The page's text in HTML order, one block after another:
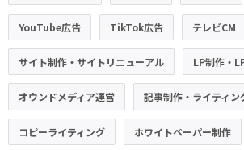
YouTube広告 TikTok広告 テレビCM
サイト制作・サイトリニューアル LP制作・
オウンドメディア運営 記事制作・ライティン
コピーライティング ホワイトペーパー制作